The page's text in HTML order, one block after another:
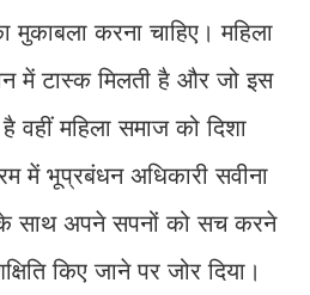
करना चाहिए। महिला
में टास्क मिलती है और जो इस
वहीं महिला समाज को दिशा
में भूप्रबंधन अधिकारी सवीना
के साथ अपने सपनों को सच करने
किए जाने पर जोर दिया।